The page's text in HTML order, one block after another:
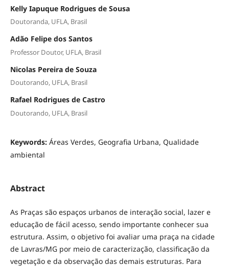
Kelly Iapuque Rodrigues de Sousa
Doutoranda, UFLA, Brasil
Adão Felipe dos Santos
Professor Doutor, UFLA, Brasil
Nicolas Pereira de Souza
Doutorando, UFLA, Brasil
Rafael Rodrigues de Castro
Doutorando, UFLA, Brasil
Keywords: Áreas Verdes, Geografia Urbana, Qualidade
ambiental
Abstract
As Praças são espaços urbanos de interação social, lazer e
educação de fácil acesso, sendo importante conhecer sua
estrutura. Assim, o objetivo foi avaliar uma praça na cidade
de Lavras/MG por meio de caracterização, classificação da
vegetação e da observação das demais estruturas. Para